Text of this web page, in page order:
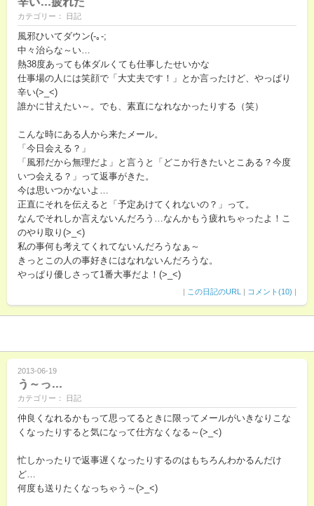
カテゴリー： 日記
風邪ひいてダウン(-｡-;
中々治らな～い…
熱38度あっても体ダルくても仕事したせいかな
仕事場の人には笑顔で「大丈夫です！」とか言ったけど、やっぱり
辛い(>_<)
誰かに甘えたい～。でも、素直になれなかったりする（笑）
こんな時にある人から来たメール。
「今日会える？」
「風邪だから無理だよ」と言うと「どこか行きたいとこある？今度
いつ会える？」って返事がきた。
今は思いつかないよ…
正直にそれを伝えると「予定あけてくれないの？」って。
なんでそれしか言えないんだろう…なんかもう疲れちゃったよ！こ
のやり取り(>_<)
私の事何も考えてくれてないんだろうなぁ～
きっとこの人の事好きにはなれないんだろうな。
やっぱり優しさって1番大事だよ！(>_<)
| この日記のURL | コメント(10) |
2013-06-19
う～っ…
カテゴリー： 日記
仲良くなれるかもって思ってるときに限ってメールがいきなりこな
くなったりすると気になって仕方なくなる～(>_<)
忙しかったりで返事遅くなったりするのはもちろんわかるんだけ
ど…
何度も送りたくなっちゃう～(>_<)